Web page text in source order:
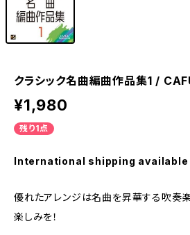
クラシック名曲編曲作品集1 /
¥1,980
残り1点
International shipping available
優れたアレンジは名曲を昇華する吹奏
楽しみを！